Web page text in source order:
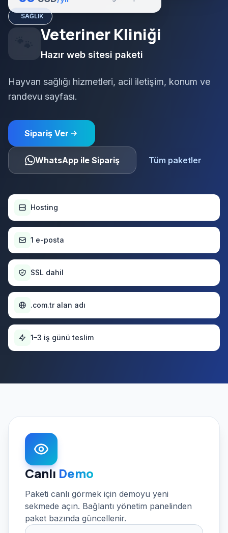
SAĞLIK
Veteriner Kliniği
Hazır web sitesi paketi
Hayvan sağlığı hizmetleri, acil iletişim, konum ve
randevu sayfası.
Sipariş Ver
WhatsApp ile Sipariş Tüm paketler
Hosting
1 e-posta
SSL dahil
.com.tr alan adı
1–3 iş günü teslim
Canlı Demo
Paketi canlı görmek için demoyu yeni
sekmede açın. Bağlantı yönetim panelinden
paket bazında güncellenir.